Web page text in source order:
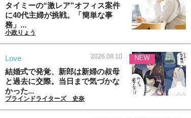
タイミーの“激レア”オフィス案件
に40代主婦が挑戦。「簡単な事
務」...
小政りょう
Love 2026.08.10
結婚式で発覚、新郎は新婦の叔母
と過去に交際。当日まで気づかな
かった...
ブラインドライターズ 史奈
NEW